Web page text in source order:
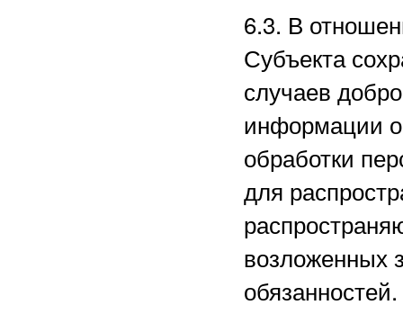
6.3. В
Субъекта
случаев
информации
обработки
для
возложенных
обязанностей.